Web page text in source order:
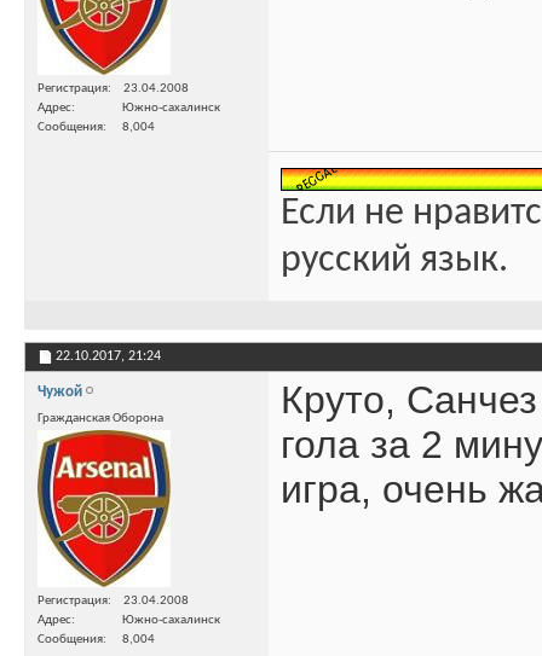
Регистрация
23.04.2008
Адрес
Южно-сахалинск
Сообщения
8,004
Если не
русский язык.
22.10.2017, 21:24
Чужой
Гражданская Оборона
Регистрация
23.04.2008
Адрес
Южно-сахалинск
Сообщения
8,004
Круто,
гола за 2
игра, очень